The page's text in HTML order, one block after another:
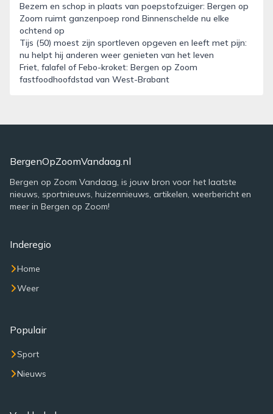
Bezem en schop in plaats van poepstofzuiger: Bergen op
Zoom ruimt ganzenpoep rond Binnenschelde nu elke
ochtend op
Tijs (50) moest zijn sportleven opgeven en leeft met pijn:
nu helpt hij anderen weer genieten van het leven
Friet, falafel of Febo-kroket: Bergen op Zoom
fastfoodhoofdstad van West-Brabant
BergenOpZoomVandaag.nl
Bergen op Zoom Vandaag, is jouw bron voor het laatste
nieuws, sportnieuws, huizennieuws, artikelen, weerbericht en
meer in Bergen op Zoom!
Inderegio
Home
Weer
Populair
Sport
Nieuws